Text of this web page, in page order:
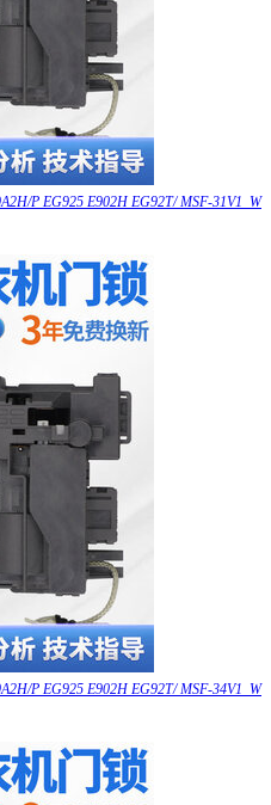
P EG925 E902H EG92T/ MSF-31V1_W
P EG925 E902H EG92T/ MSF-34V1_W